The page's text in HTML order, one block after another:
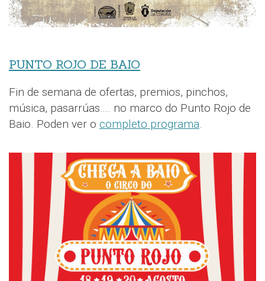
PUNTO ROJO DE BAIO
Fin de semana de ofertas, premios, pinchos,
música, pasarrúas…. no marco do Punto Rojo de
Baio. Poden ver o completo programa.